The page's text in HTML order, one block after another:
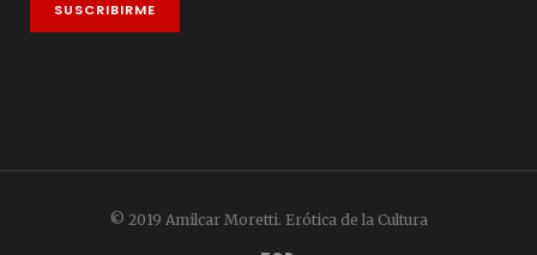
© 2019 Amilcar Moretti. Erótica de la Cultura